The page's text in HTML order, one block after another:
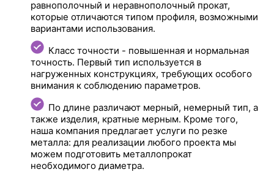
равнополочный и неравнополочный прокат,
которые отличаются типом профиля, возможными
вариантами использования.
Класс точности - повышенная и нормальная
точность. Первый тип используется в
нагруженных конструкциях, требующих особого
внимания к соблюдению параметров.
По длине различают мерный, немерный тип, а
также изделия, кратные мерным. Кроме того,
наша компания предлагает услуги по резке
металла: для реализации любого проекта мы
можем подготовить металлопрокат
необходимого диаметра.